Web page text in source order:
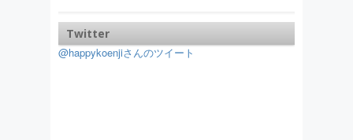
Twitter
@happykoenjiさんのツイート